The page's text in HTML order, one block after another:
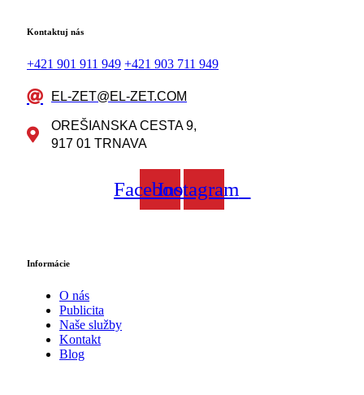
Kontaktuj nás
+421 901 911 949 +421 903 711 949
EL-ZET@EL-ZET.COM
OREŠIANSKA CESTA 9,
917 01 TRNAVA
FacebookInstagram
Informácie
O nás
Publicita
Naše služby
Kontakt
Blog